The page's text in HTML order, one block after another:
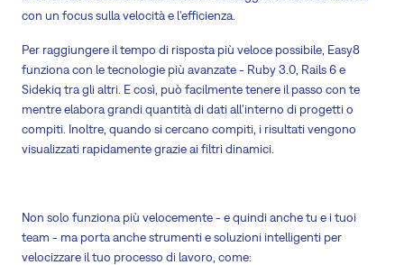
con un focus sulla velocità e l'efficienza.
Per raggiungere il tempo di risposta più veloce possibile, Easy8
funziona con le tecnologie più avanzate - Ruby 3.0, Rails 6 e
Sidekiq tra gli altri. E così, può facilmente tenere il passo con te
mentre elabora grandi quantità di dati all'interno di progetti o
compiti. Inoltre, quando si cercano compiti, i risultati vengono
visualizzati rapidamente grazie ai filtri dinamici.
Non solo funziona più velocemente - e quindi anche tu e i tuoi
team - ma porta anche strumenti e soluzioni intelligenti per
velocizzare il tuo processo di lavoro, come: